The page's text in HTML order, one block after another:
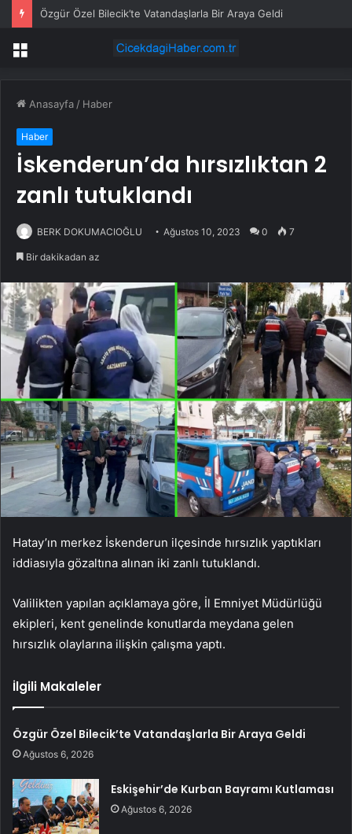
Menü
Anasayfa / Haber
Haber
İskenderun’da hırsızlıktan 2
zanlı tutuklandı
BERK DOKUMACIOĞLU Ağustos 10, 2023 0 7
Bir dakikadan az
Hatay’ın merkez İskenderun ilçesinde hırsızlık yaptıkları
iddiasıyla gözaltına alınan iki zanlı tutuklandı.
Valilikten yapılan açıklamaya göre, İl Emniyet Müdürlüğü
ekipleri, kent genelinde konutlarda meydana gelen
hırsızlık olaylarına ilişkin çalışma yaptı.
İlgili Makaleler
Özgür Özel Bilecik’te Vatandaşlarla Bir Araya Geldi
Ağustos 6, 2026
Eskişehir’de Kurban Bayramı Kutlaması
Ağustos 6, 2026